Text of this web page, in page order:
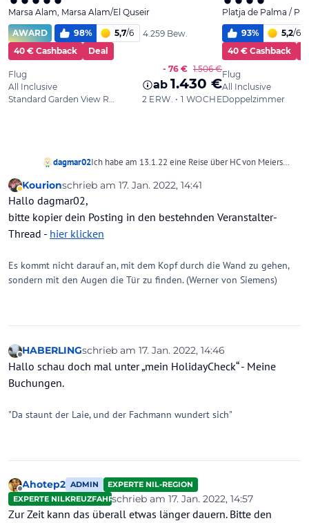
dagmar02Ich habe am 13.1.22 eine Reise über HC von Meiers
Bestätigung von Meiers Weltreisen bekommen, das ist
Jemand Erfahrungen gemacht wie lange das noch
Danke
Abwesend
Kourionschrieb am 17. Jan. 2022, 14:41
zuletzt editiert von
Hallo dagmar02,
bitte kopier dein Posting in den bestehnden Veranstalter-
Thread - hier klicken
Es kommt nicht darauf an, mit dem Kopf durch die Wand zu gehen,
sondern mit den Augen die Tür zu finden. (Werner von Siemens)
Offline
HABERLINGschrieb am 17. Jan. 2022, 14:46
zuletzt editiert von
Hallo schau doch mal unter „mein HolidayCheck“ - Meine
Buchungen.
"Da staunt der Laie, und der Fachmann wundert sich"
Offline
Ahotep2 ADMIN
EXPERTE NIL-REGION
EXPERTE NILKREUZFAHRTENschrieb am 17. Jan. 2022, 14:57
zuletzt editiert von
Zur Zeit kann das überall etwas länger dauern. Bitte den